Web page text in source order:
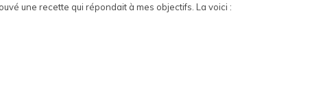
une recette qui répondait à mes objectifs. La voici :